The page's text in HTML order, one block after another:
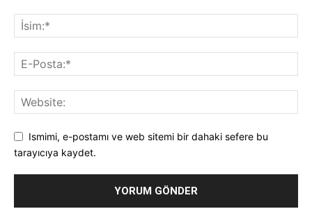
Ismimi, e-postamı ve web sitemi bir dahaki sefere bu
tarayıcıya kaydet.